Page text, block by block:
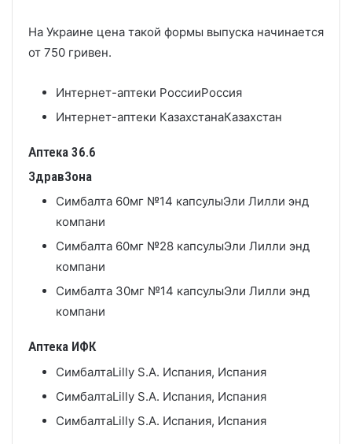
На Украине цена такой формы выпуска начинается
от 750 гривен.
Интернет-аптеки РоссииРоссия
Интернет-аптеки КазахстанаКазахстан
Аптека 36.6
ЗдравЗона
Симбалта 60мг №14 капсулыЭли Лилли энд
компани
Симбалта 60мг №28 капсулыЭли Лилли энд
компани
Симбалта 30мг №14 капсулыЭли Лилли энд
компани
Аптека ИФК
СимбалтаLilly S.A. Испания, Испания
СимбалтаLilly S.A. Испания, Испания
СимбалтаLilly S.A. Испания, Испания